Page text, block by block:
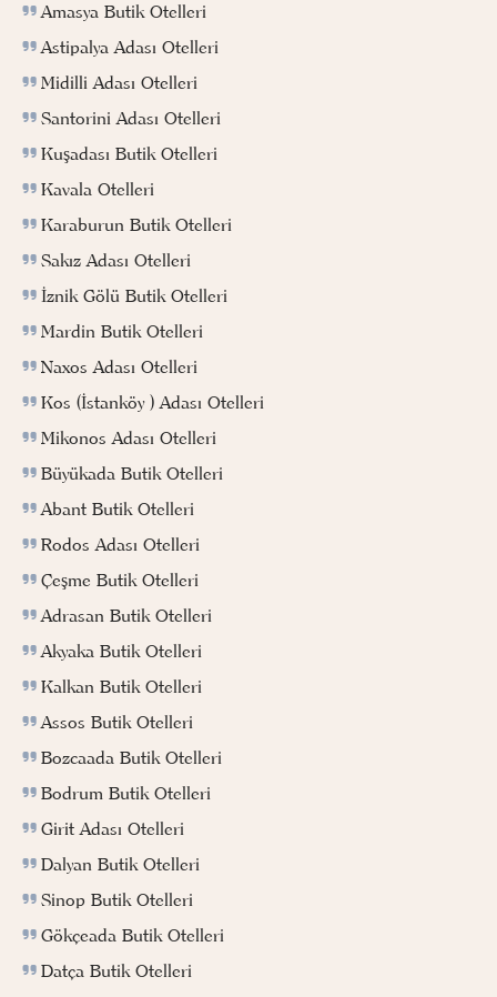
Amasya Butik Otelleri
Astipalya Adası Otelleri
Midilli Adası Otelleri
Santorini Adası Otelleri
Kuşadası Butik Otelleri
Kavala Otelleri
Karaburun Butik Otelleri
Sakız Adası Otelleri
İznik Gölü Butik Otelleri
Mardin Butik Otelleri
Naxos Adası Otelleri
Kos (İstanköy ) Adası Otelleri
Mikonos Adası Otelleri
Büyükada Butik Otelleri
Abant Butik Otelleri
Rodos Adası Otelleri
Çeşme Butik Otelleri
Adrasan Butik Otelleri
Akyaka Butik Otelleri
Kalkan Butik Otelleri
Assos Butik Otelleri
Bozcaada Butik Otelleri
Bodrum Butik Otelleri
Girit Adası Otelleri
Dalyan Butik Otelleri
Sinop Butik Otelleri
Gökçeada Butik Otelleri
Datça Butik Otelleri